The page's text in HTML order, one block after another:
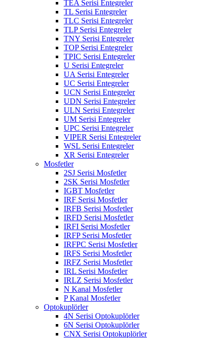
TEA Serisi Entegreler
TL Serisi Entegreler
TLC Serisi Entegreler
TLP Serisi Entegreler
TNY Serisi Entegreler
TOP Serisi Entegreler
TPIC Serisi Entegreler
U Serisi Entegreler
UA Serisi Entegreler
UC Serisi Entegreler
UCN Serisi Entegreler
UDN Serisi Entegreler
ULN Serisi Entegreler
UM Serisi Entegreler
UPC Serisi Entegreler
VIPER Serisi Entegreler
WSL Serisi Entegreler
XR Serisi Entegreler
Mosfetler
2SJ Serisi Mosfetler
2SK Serisi Mosfetler
IGBT Mosfetler
IRF Serisi Mosfetler
IRFB Serisi Mosfetler
IRFD Serisi Mosfetler
IRFI Serisi Mosfetler
IRFP Serisi Mosfetler
IRFPC Serisi Mosfetler
IRFS Serisi Mosfetler
IRFZ Serisi Mosfetler
IRL Serisi Mosfetler
IRLZ Serisi Mosfetler
N Kanal Mosfetler
P Kanal Mosfetler
Optokuplörler
4N Serisi Optokuplörler
6N Serisi Optokuplörler
CNX Serisi Optokuplörler